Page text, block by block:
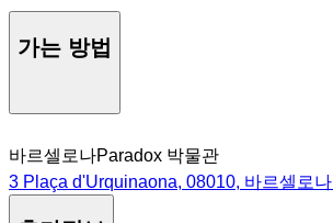
가는 방법
바르셀로나Paradox 박물관
3 Plaça d'Urquinaona, 08010, 바르셀로나